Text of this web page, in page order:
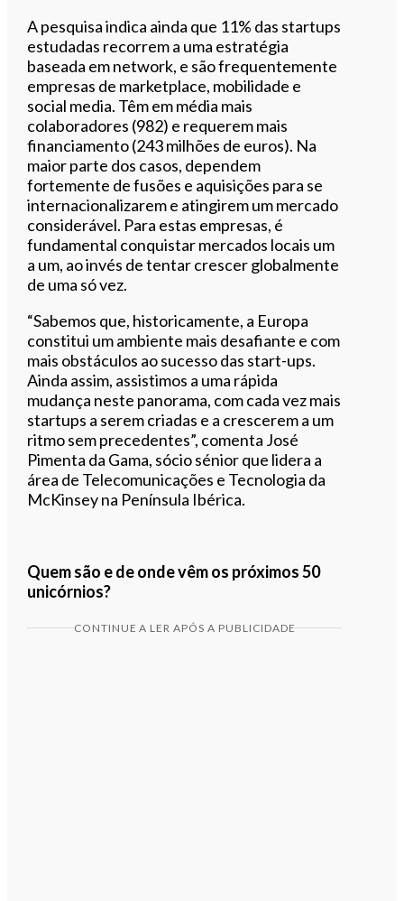
A pesquisa indica ainda que 11% das startups
estudadas recorrem a uma estratégia
baseada em network, e são frequentemente
empresas de marketplace, mobilidade e
social media. Têm em média mais
colaboradores (982) e requerem mais
financiamento (243 milhões de euros). Na
maior parte dos casos, dependem
fortemente de fusões e aquisições para se
internacionalizarem e atingirem um mercado
considerável. Para estas empresas, é
fundamental conquistar mercados locais um
a um, ao invés de tentar crescer globalmente
de uma só vez.
“Sabemos que, historicamente, a Europa
constitui um ambiente mais desafiante e com
mais obstáculos ao sucesso das start-ups.
Ainda assim, assistimos a uma rápida
mudança neste panorama, com cada vez mais
startups a serem criadas e a crescerem a um
ritmo sem precedentes”, comenta José
Pimenta da Gama, sócio sénior que lidera a
área de Telecomunicações e Tecnologia da
McKinsey na Península Ibérica.
Quem são e de onde vêm os próximos 50
unicórnios?
CONTINUE A LER APÓS A PUBLICIDADE